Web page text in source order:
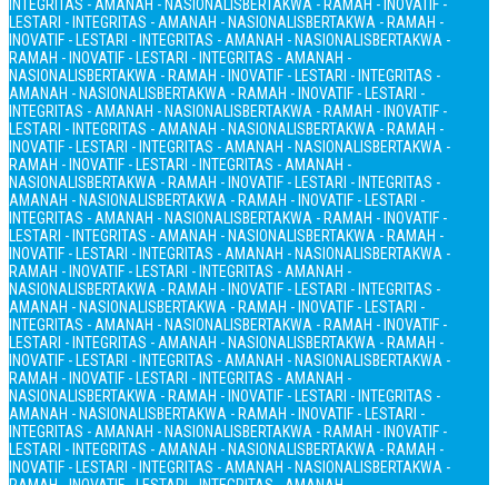
INTEGRITAS - AMANAH - NASIONALISBERTAKWA - RAMAH - INOVATIF -
LESTARI - INTEGRITAS - AMANAH - NASIONALISBERTAKWA - RAMAH -
INOVATIF - LESTARI - INTEGRITAS - AMANAH - NASIONALISBERTAKWA -
RAMAH - INOVATIF - LESTARI - INTEGRITAS - AMANAH -
NASIONALISBERTAKWA - RAMAH - INOVATIF - LESTARI - INTEGRITAS -
AMANAH - NASIONALISBERTAKWA - RAMAH - INOVATIF - LESTARI -
INTEGRITAS - AMANAH - NASIONALISBERTAKWA - RAMAH - INOVATIF -
LESTARI - INTEGRITAS - AMANAH - NASIONALISBERTAKWA - RAMAH -
INOVATIF - LESTARI - INTEGRITAS - AMANAH - NASIONALISBERTAKWA -
RAMAH - INOVATIF - LESTARI - INTEGRITAS - AMANAH -
NASIONALISBERTAKWA - RAMAH - INOVATIF - LESTARI - INTEGRITAS -
AMANAH - NASIONALISBERTAKWA - RAMAH - INOVATIF - LESTARI -
INTEGRITAS - AMANAH - NASIONALISBERTAKWA - RAMAH - INOVATIF -
LESTARI - INTEGRITAS - AMANAH - NASIONALISBERTAKWA - RAMAH -
INOVATIF - LESTARI - INTEGRITAS - AMANAH - NASIONALISBERTAKWA -
RAMAH - INOVATIF - LESTARI - INTEGRITAS - AMANAH -
NASIONALISBERTAKWA - RAMAH - INOVATIF - LESTARI - INTEGRITAS -
AMANAH - NASIONALISBERTAKWA - RAMAH - INOVATIF - LESTARI -
INTEGRITAS - AMANAH - NASIONALISBERTAKWA - RAMAH - INOVATIF -
LESTARI - INTEGRITAS - AMANAH - NASIONALISBERTAKWA - RAMAH -
INOVATIF - LESTARI - INTEGRITAS - AMANAH - NASIONALISBERTAKWA -
RAMAH - INOVATIF - LESTARI - INTEGRITAS - AMANAH -
NASIONALISBERTAKWA - RAMAH - INOVATIF - LESTARI - INTEGRITAS -
AMANAH - NASIONALISBERTAKWA - RAMAH - INOVATIF - LESTARI -
INTEGRITAS - AMANAH - NASIONALISBERTAKWA - RAMAH - INOVATIF -
LESTARI - INTEGRITAS - AMANAH - NASIONALISBERTAKWA - RAMAH -
INOVATIF - LESTARI - INTEGRITAS - AMANAH - NASIONALISBERTAKWA -